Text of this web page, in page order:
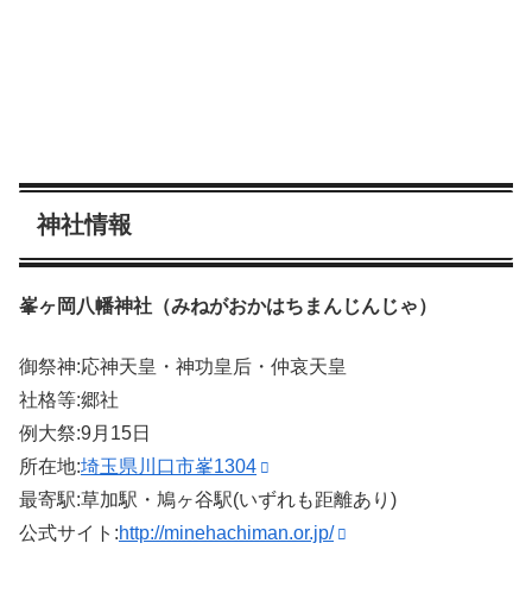
神社情報
峯ヶ岡八幡神社（みねがおかはちまんじんじゃ）
御祭神:応神天皇・神功皇后・仲哀天皇
社格等:郷社
例大祭:9月15日
所在地:埼玉県川口市峯1304
最寄駅:草加駅・鳩ヶ谷駅(いずれも距離あり)
公式サイト:http://minehachiman.or.jp/